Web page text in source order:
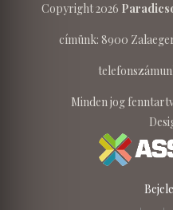
Copyright 2026
címünk: 8900
Minden jog